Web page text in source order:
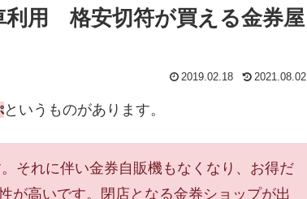
利用 格安切符が買える金券屋
2019.02.18 2021.08.02
というものがあります。
それに伴い金券自販機もなくなり、お得だ
が高いです。閉店となる金券ショップが出